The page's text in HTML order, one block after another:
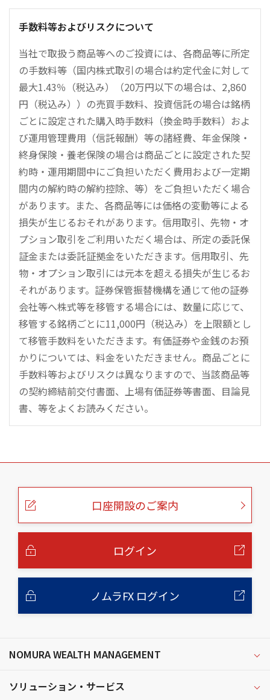
手数料等およびリスクについて
当社で取扱う商品等へのご投資には、各商品等に所定
の手数料等（国内株式取引の場合は約定代金に対して
最大1.43％（税込み）（20万円以下の場合は、2,860
円（税込み））の売買手数料、投資信託の場合は銘柄
ごとに設定された購入時手数料（換金時手数料）およ
び運用管理費用（信託報酬）等の諸経費、年金保険・
終身保険・養老保険の場合は商品ごとに設定された契
約時・運用期間中にご負担いただく費用および一定期
間内の解約時の解約控除、等）をご負担いただく場合
があります。また、各商品等には価格の変動等による
損失が生じるおそれがあります。信用取引、先物・オ
プション取引をご利用いただく場合は、所定の委託保
証金または委託証拠金をいただきます。信用取引、先
物・オプション取引には元本を超える損失が生じるお
それがあります。証券保管振替機構を通じて他の証券
会社等へ株式等を移管する場合には、数量に応じて、
移管する銘柄ごとに11,000円（税込み）を上限額とし
て移管手数料をいただきます。有価証券や金銭のお預
かりについては、料金をいただきません。商品ごとに
手数料等およびリスクは異なりますので、当該商品等
の契約締結前交付書面、上場有価証券等書面、目論見
書、等をよくお読みください。
こ
口座開設のご案内
ログイン
ノムラFX ログイン
NOMURA WEALTH MANAGEMENT
ソリューション・サービス